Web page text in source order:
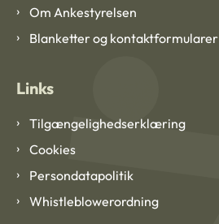
Om Ankestyrelsen
Blanketter og kontaktformularer
Links
Tilgængelighedserklæring
Cookies
Persondatapolitik
Whistleblowerordning